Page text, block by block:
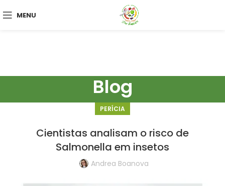
MENU
Blog
PERÍCIA
Cientistas analisam o risco de
Salmonella em insetos
Andrea Boanova